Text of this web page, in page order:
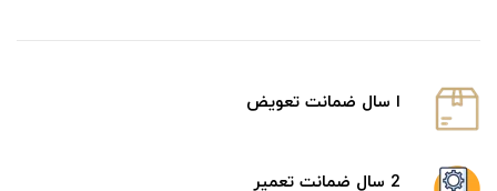
ا سال ضمانت تعویض
2 سال ضمانت تعمیر